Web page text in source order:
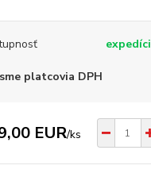
platcovia DPH
EUR/ks